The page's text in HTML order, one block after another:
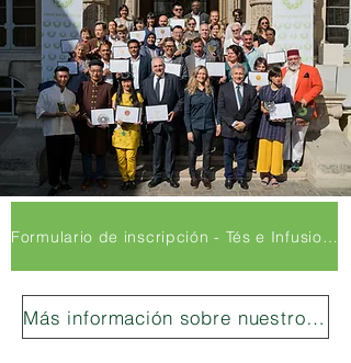
Formulario de inscripción - Tés e Infusiones monovarietales
Más información sobre nuestro jurado